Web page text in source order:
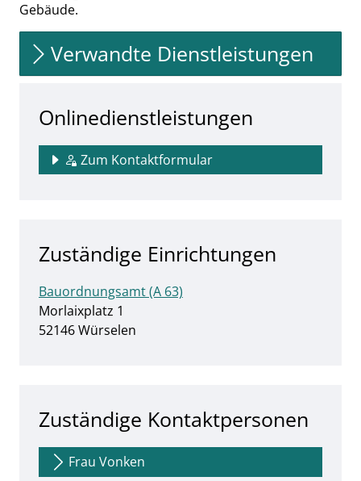
Gebäude.
Verwandte Dienstleistungen
Onlinedienstleistungen
Zum Kontaktformular
Zuständige Einrichtungen
Bauordnungsamt (A 63)
Straße:
Morlaixplatz Hausnummer:
1
PLZ:
52146Ort:
Würselen
Zuständige Kontaktpersonen
Frau Vonken